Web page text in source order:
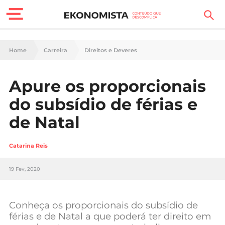
Finanças Pessoais
Carreira
Casa
Lifestyle
Sociedade
Negócios
Home Carreira Direitos e Deveres
Apure os proporcionais
do subsídio de férias e
de Natal
Catarina Reis
19 Fev, 2020
Conheça os proporcionais do subsídio de
férias e de Natal a que poderá ter direito em